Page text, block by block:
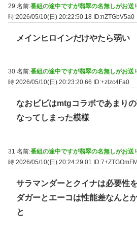
29 名前:番組の途中ですが翡翠の名無しがお送
時:2026/05/10(日) 20:22:50.18 ID:nZTGbV5a0
メインヒロインだけやたら弱い
30 名前:番組の途中ですが翡翠の名無しがお送
時:2026/05/10(日) 20:23:20.66
ID:+zlzc4Fa0
なおビビはmtgコラボであまり
なってしまった模様
31 名前:番組の途中ですが翡翠の名無しがお送
時:2026/05/10(日) 20:24:29.01
ID:7+ZTGOmFM
サラマンダーとクイナは必要性
ダガーとエーコは性能差なんと
と